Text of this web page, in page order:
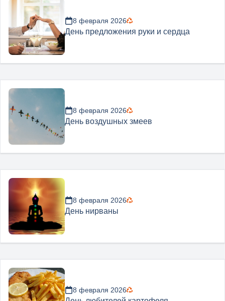
8 февраля 2026
День предложения руки и сердца
8 февраля 2026
День воздушных змеев
8 февраля 2026
День нирваны
8 февраля 2026